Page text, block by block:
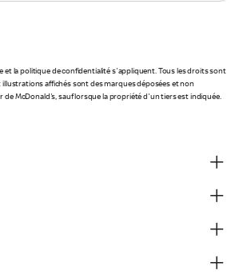
et la politique de confidentialité s'appliquent. Tous les droits sont
illustrations affichés sont des marques déposées et non
McDonald's, sauf lorsque la propriété d'un tiers est indiquée.